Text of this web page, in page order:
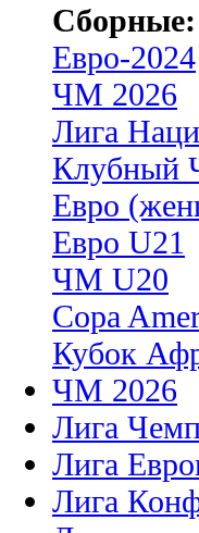
Сборные:
Евро-2024
ЧМ 2026
Лига
Клубный
Евро
Евро U21
ЧМ U20
Copa
Кубок
ЧМ 2026
Лига
Лига
Лига